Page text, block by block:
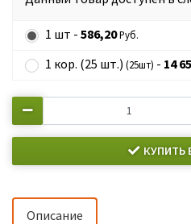
1 шт - 586,20Руб.
1 кор. (25 шт.) (25шт) - 14
КУПИТЬ
Описание